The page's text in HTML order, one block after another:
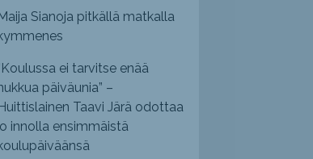
Maija Sianoja pitkällä matkalla
ei tarvitse enää
päiväunia” –
Huittislainen Taavi Järä odottaa
innolla ensimmäistä